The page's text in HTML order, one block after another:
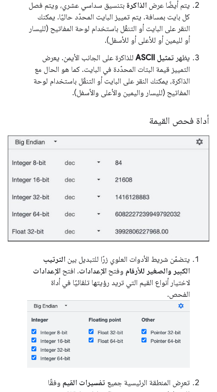
يتم أيضًا عرض الذاكرة بتنسيق سداسي عشري، ويتم فصل
كل بايت بمسافة. يتم تمييز البايت المحدّد حاليًا. يمكنك
النقر على البايت أو التنقّل باستخدام لوحة المفاتيح (لليسار
أو لليمين أو للأعلى أو للأسفل).
يظهر تمثيل ASCII
للذاكرة على الجانب الأيمن. يعرض
التمييز قيمة البتات المحدّدة في البايت. كما هو الحال مع
الذاكرة، يمكنك النقر على البايت أو التنقّل باستخدام لوحة
المفاتيح (لليسار واليمين والأعلى والأسفل).
أداة فحص القيمة
يتضمّن شريط الأدوات العلوي زرًا للتبديل بين الترتيب
الكبير والصغير للأرقام وفتح الإعدادات. افتح الإعدادات
لاختيار أنواع القيم التي تريد رؤيتها تلقائيًا في أداة
الفحص.
تعرِض المنطقة الرئيسية جميع تفسيرات القيم وفقًا